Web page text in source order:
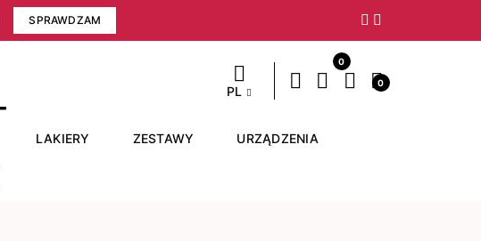
SPRAWDZAM Następny
PL
0
0
LAKIERY ZESTAWY URZĄDZENIA